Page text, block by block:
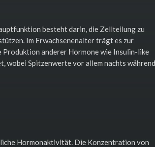
besteht darin, die Zellteilung zu
Im Erwachsenenalter trägt es zur
anderer Hormone wie Insulin-like
wobei Spitzenwerte vor allem nachts während
Hormonaktivität. Die Konzentration von